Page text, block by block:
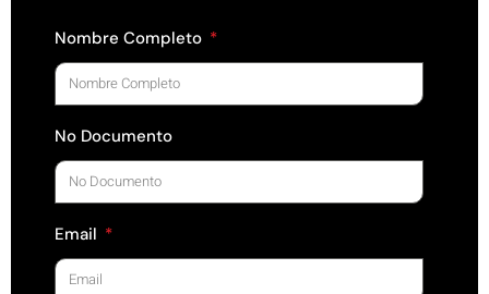
Nombre Completo
No Documento
Email